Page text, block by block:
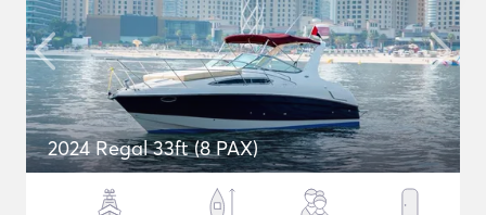
2024 Regal 33ft (8 PAX)